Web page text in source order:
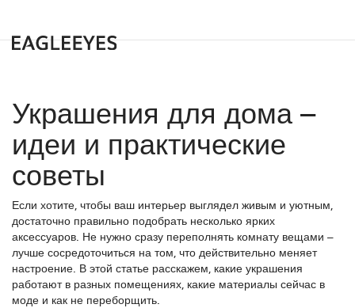
Украшения для дома –
идеи и практические
советы
Если хотите, чтобы ваш интерьер выглядел живым и уютным,
достаточно правильно подобрать несколько ярких
аксессуаров. Не нужно сразу переполнять комнату вещами –
лучше сосредоточиться на том, что действительно меняет
настроение. В этой статье расскажем, какие украшения
работают в разных помещениях, какие материалы сейчас в
моде и как не переборщить.